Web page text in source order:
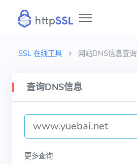
SSL 在线工具 网站DNS信息查询
查询DNS信息
更多查询